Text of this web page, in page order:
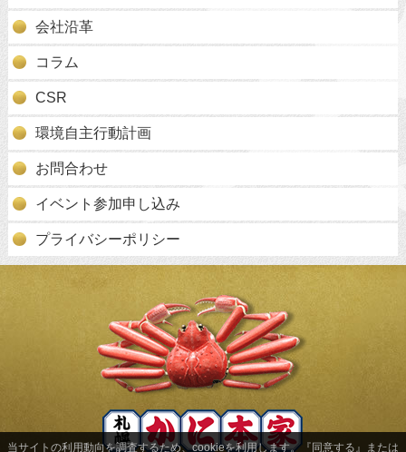
会社沿革
コラム
CSR
環境自主行動計画
お問合わせ
イベント参加申し込み
プライバシーポリシー
当サイトの利用動向を調査するため、cookieを利用します。『同意する』または